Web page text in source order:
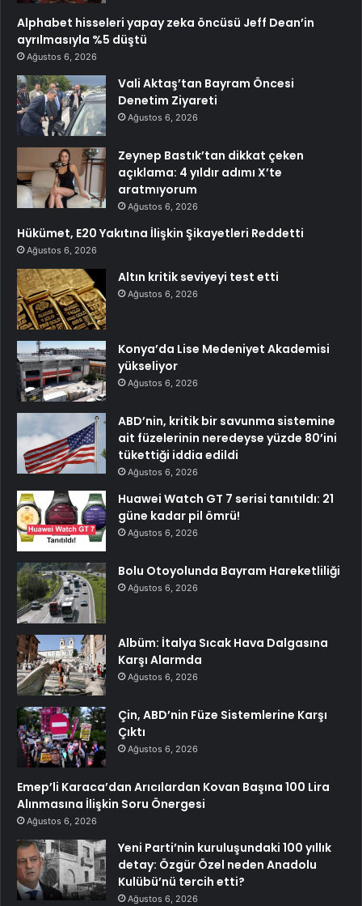
Alphabet hisseleri yapay zeka öncüsü Jeff Dean’in
ayrılmasıyla %5 düştü
Ağustos 6, 2026
Vali Aktaş’tan Bayram Öncesi
Denetim Ziyareti
Ağustos 6, 2026
Zeynep Bastık’tan dikkat çeken
açıklama: 4 yıldır adımı X’te
aratmıyorum
Ağustos 6, 2026
Hükümet, E20 Yakıtına İlişkin Şikayetleri Reddetti
Ağustos 6, 2026
Altın kritik seviyeyi test etti
Ağustos 6, 2026
Konya’da Lise Medeniyet Akademisi
yükseliyor
Ağustos 6, 2026
ABD’nin, kritik bir savunma sistemine
ait füzelerinin neredeyse yüzde 80’ini
tükettiği iddia edildi
Ağustos 6, 2026
Huawei Watch GT 7 serisi tanıtıldı: 21
güne kadar pil ömrü!
Ağustos 6, 2026
Bolu Otoyolunda Bayram Hareketliliği
Ağustos 6, 2026
Albüm: İtalya Sıcak Hava Dalgasına
Karşı Alarmda
Ağustos 6, 2026
Çin, ABD’nin Füze Sistemlerine Karşı
Çıktı
Ağustos 6, 2026
Emep’li Karaca’dan Arıcılardan Kovan Başına 100 Lira
Alınmasına İlişkin Soru Önergesi
Ağustos 6, 2026
Yeni Parti’nin kuruluşundaki 100 yıllık
detay: Özgür Özel neden Anadolu
Kulübü’nü tercih etti?
Ağustos 6, 2026